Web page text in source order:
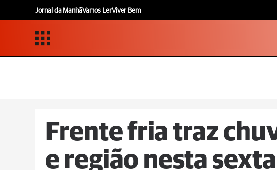
Jornal da ManhãVamos LerViver Bem
Frente fria traz
e região nesta